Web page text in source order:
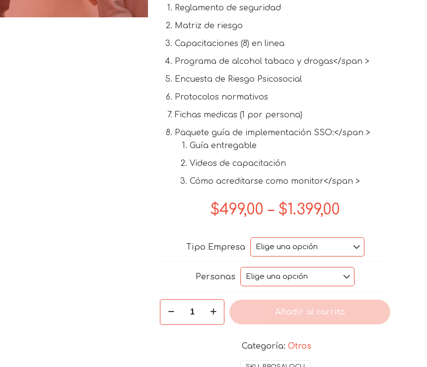
Reglamento de seguridad
Matriz de riesgo
Capacitaciones (8) en linea
Programa de alcohol tabaco y drogas</span >
Encuesta de Riesgo Psicosocial
Protocolos normativos
Fichas medicas (1 por persona)
Paquete guía de implementación SSO:</span >
Guía entregable
Videos de capacitación
Cómo acreditarse como monitor</span >
$499,00 – $1.399,00
$499,00
through
$1.399,00
Tipo Empresa
Personas
Añadir al carrito
Categoría: Otros